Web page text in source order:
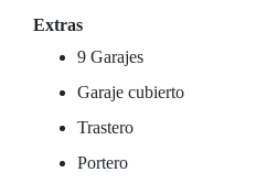
Extras
9 Garajes
Garaje cubierto
Trastero
Portero